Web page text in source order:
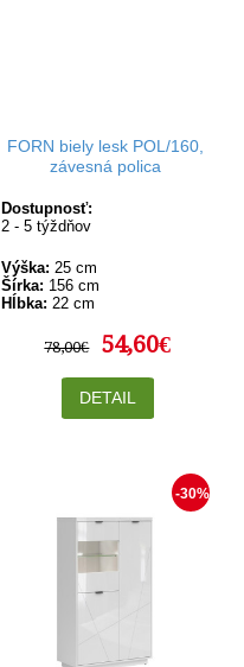
FORN biely lesk POL/160,
závesná polica
Dostupnosť:
2 - 5 týždňov
Výška: 25 cm
Šírka: 156 cm
Hĺbka: 22 cm
78,00€ 54,60€
DETAIL
-30%